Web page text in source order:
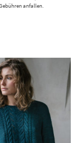
anfallen.
Dieses Produkt weist mehrere Varianten auf. Die Optionen können auf der Produktseite gewählt werden